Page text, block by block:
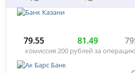
79.55 81.49
комиссия 200 рублей за